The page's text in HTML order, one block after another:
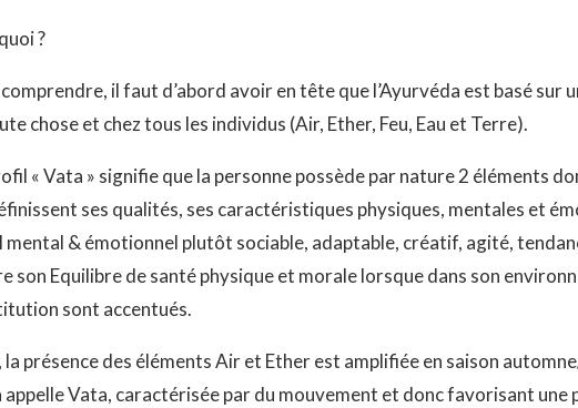
?
il faut d’abord avoir en tête que l’Ayurvéda est basé sur
chose et chez tous les individus (Air, Ether, Feu, Eau et Terre).
« Vata » signifie que la personne possède par nature 2 éléments
ses qualités, ses caractéristiques physiques, mentales et
mental & émotionnel plutôt sociable, adaptable, créatif, agité,
son Equilibre de santé physique et morale lorsque dans son
sont accentués.
la présence des éléments Air et Ether est amplifiée en saison
appelle Vata, caractérisée par du mouvement et donc favorisant une